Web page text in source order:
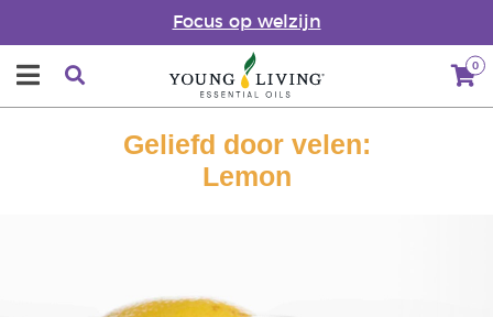
Focus op welzijn
0
Geliefd door velen:
Lemon